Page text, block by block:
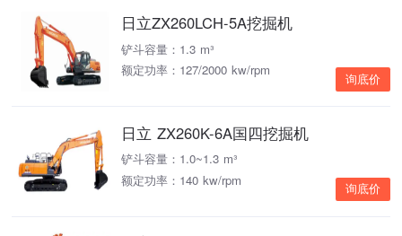
日立ZX260LCH-5A挖掘机
铲斗容量：1.3 m³
额定功率：127/2000 kw/rpm
询底价
日立 ZX260K-6A国四挖掘机
铲斗容量：1.0~1.3 m³
额定功率：140 kw/rpm
询底价